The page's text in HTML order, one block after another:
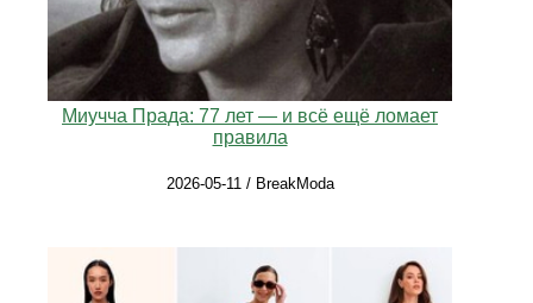
Миучча Прада: 77 лет — и всё ещё ломает
правила
2026-05-11 / BreakModa